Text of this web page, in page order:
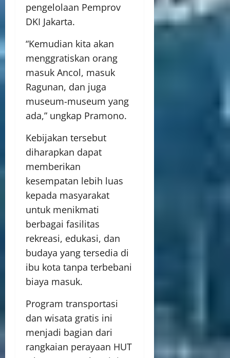
pengelolaan Pemprov
DKI Jakarta.
“Kemudian kita akan
menggratiskan orang
masuk Ancol, masuk
Ragunan, dan juga
museum-museum yang
ada,” ungkap Pramono.
Kebijakan tersebut
diharapkan dapat
memberikan
kesempatan lebih luas
kepada masyarakat
untuk menikmati
berbagai fasilitas
rekreasi, edukasi, dan
budaya yang tersedia di
ibu kota tanpa terbebani
biaya masuk.
Program transportasi
dan wisata gratis ini
menjadi bagian dari
rangkaian perayaan HUT